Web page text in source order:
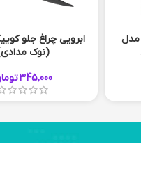
مدل
ابرویی چراغ جلو
(نوک
345,000